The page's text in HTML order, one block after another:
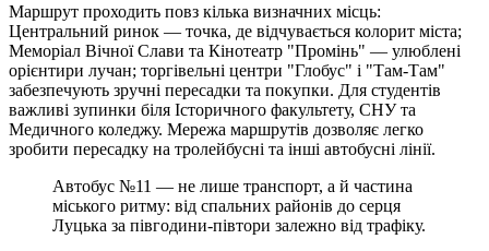
Маршрут проходить повз кілька визначних місць:
Центральний ринок — точка, де відчувається колорит міста;
Меморіал Вічної Слави та Кінотеатр "Промінь" — улюблені
орієнтири лучан; торгівельні центри "Глобус" і "Там-Там"
забезпечують зручні пересадки та покупки. Для студентів
важливі зупинки біля Історичного факультету, СНУ та
Медичного коледжу. Мережа маршрутів дозволяє легко
зробити пересадку на тролейбусні та інші автобусні лінії.
Автобус №11 — не лише транспорт, а й частина
міського ритму: від спальних районів до серця
Луцька за півгодини-півтори залежно від трафіку.